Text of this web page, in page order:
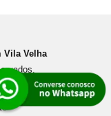
Vila Velha